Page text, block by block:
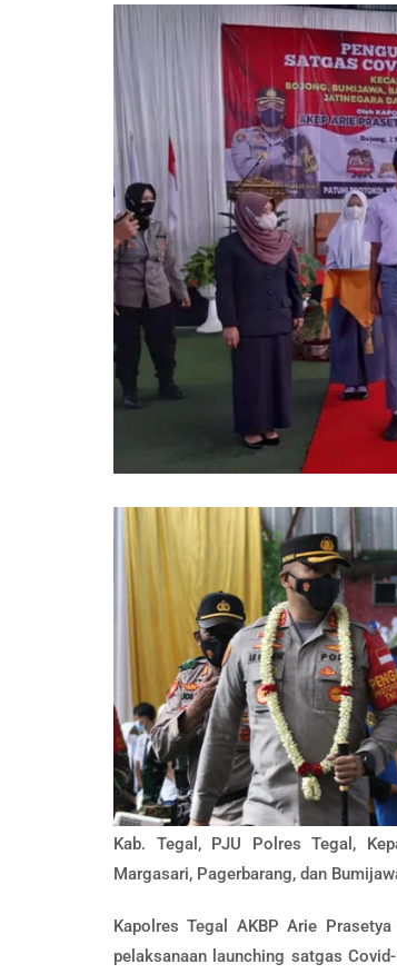
Kab. Tegal, PJU Polres Tegal,
Margasari, Pagerbarang, dan
Kapolres Tegal AKBP Arie
pelaksanaan launching satgas